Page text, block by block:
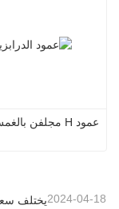
عمود H مجلفن بالغمس الساخن
2024-04-18